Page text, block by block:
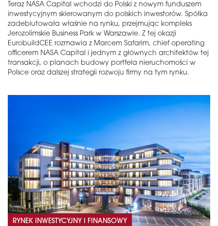
Teraz NASA Capital wchodzi do Polski z nowym funduszem
inwestycyjnym skierowanym do polskich inwestorów. Spółka
zadebiutowała właśnie na rynku, przejmując kompleks
Jerozolimskie Business Park w Warszawie. Z tej okazji
EurobuildCEE rozmawia z Marcem Safarim, chief operating
officerem NASA Capital i jednym z głównych architektów tej
transakcji, o planach budowy portfela nieruchomości w
Polsce oraz dalszej strategii rozwoju firmy na tym rynku.
RYNEK INWESTYCYJNY I FINANSOWY